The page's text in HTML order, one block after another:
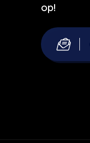
op!